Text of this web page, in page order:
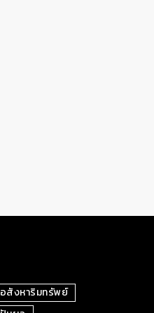
อสังหาริมทรัพย์